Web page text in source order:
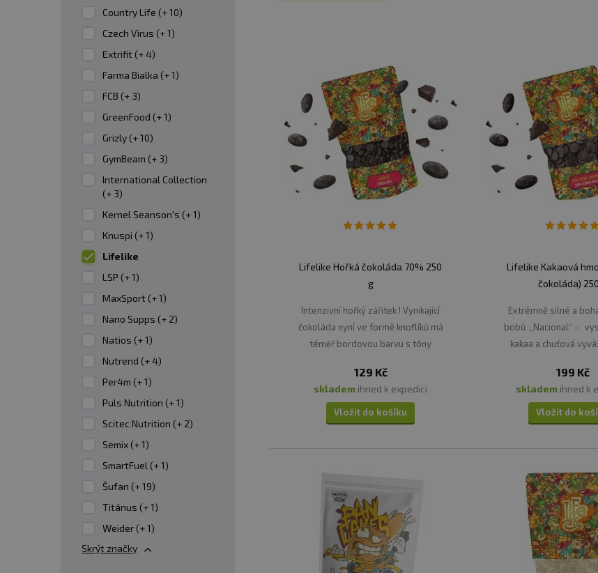
luštěnin je také vynikajícím zdrojem rostlinných bílkovin a mimo jiné obsahují i mnoho nutrientů
KAKAO A ČOKOLÁDA
Kakao a čokoláda na vaření nejsou jen obyčejné přísady na vaření, mají i mnoho benefitů. Jsou
textuře jsou ideální pro přidání do zdravých receptů a smoothies, které dodají vašim pokrmům
Na našem e-shopu najdete prémiové produkty. Vybrané produkty splňují zásady Vegan, BIO a
výrobkům českého původu.
Country Life (+ 10)
Czech Virus (+ 1)
Extrifit (+ 4)
Farma Bialka (+ 1)
FCB (+ 3)
GreenFood (+ 1)
Grizly (+ 10)
GymBeam (+ 3)
International Collection
(+ 3)
Kernel Seanson's (+ 1)
Knuspi (+ 1)
Lifelike
LSP (+ 1)
MaxSport (+ 1)
Nano Supps (+ 2)
Natios (+ 1)
Nutrend (+ 4)
Per4m (+ 1)
Puls Nutrition (+ 1)
Scitec Nutrition (+ 2)
Semix (+ 1)
SmartFuel (+ 1)
Šufan (+ 19)
Titánus (+ 1)
Weider (+ 1)
Skrýt značky
Lifelike Hořká čokoláda 70% 250
g
Intenzivní hořký zářitek ! Vynikající
čokoláda nyní ve formě knoflíků má
téměř bordovou barvu s tóny
129 Kč
skladem ihned k expedici
Vložit do košíku
Lifelike Kakaová
čokoláda)
Extrémně silné a
bobů „Nacional“ -
kakaa a chuťová
199 Kč
skladem ihned k
Vložit do